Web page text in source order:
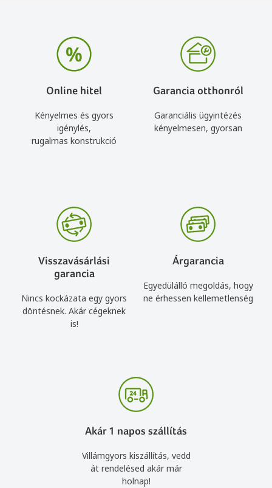
Online hitel
Kényelmes és gyors
igénylés,
rugalmas konstrukció
Garancia otthonról
Garanciális ügyintézés
kényelmesen, gyorsan
Visszavásárlási
garancia
Nincs kockázata egy gyors
döntésnek. Akár cégeknek
is!
Árgarancia
Egyedülálló megoldás, hogy
ne érhessen kellemetlenség
Akár 1 napos szállítás
Villámgyors kiszállítás, vedd
át rendelésed akár már
holnap!